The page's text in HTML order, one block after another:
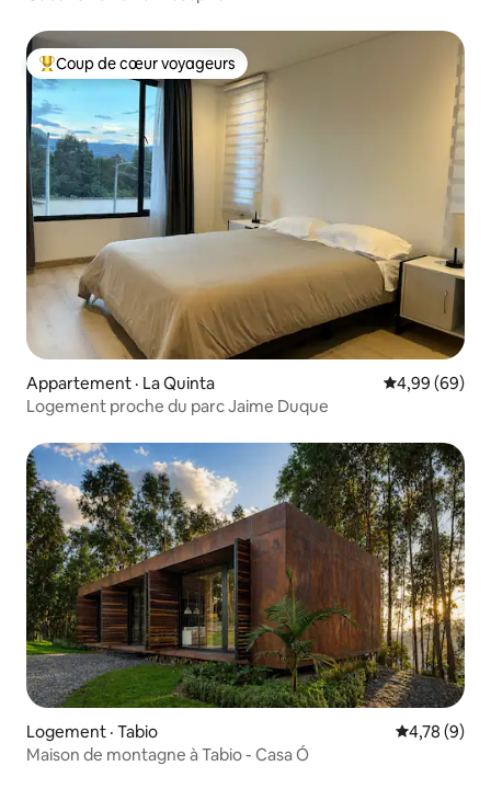
Coup de cœur voyageurs parmi les plus aimés
Coup de cœur voyageurs
Appartement · La Quinta Note
4,99 (69)
Logement proche du parc Jaime Duque
Logement · Tabio Note
4,78 (9)
Maison de montagne à Tabio - Casa Ó